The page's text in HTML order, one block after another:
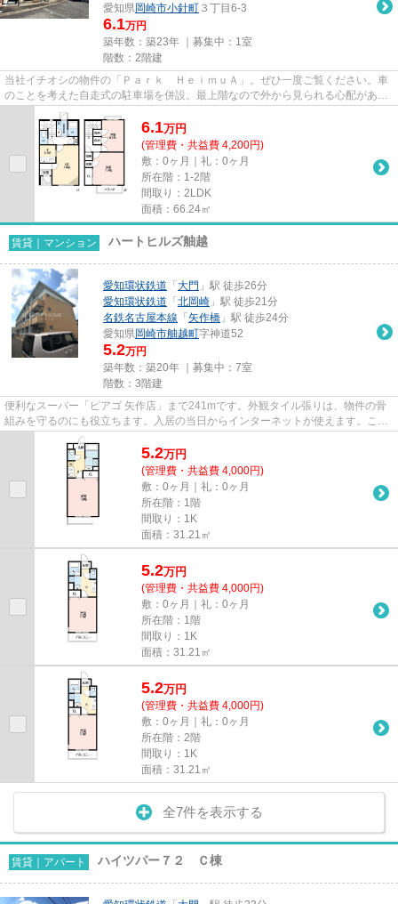
愛知県岡崎市小針町 ３丁目6-3
6.1万円
築年数：築23年 ｜募集中： 1室
階数：2階建
当社イチオシの物件の「Ｐａｒｋ ＨｅｉｍｕＡ」。ぜひ一度ご覧ください。車
のことを考えた自走式の駐車場を併設。最上階なので外から見られる心配があり
ません。ごみ捨ての煩わしさ...
6.1万円
(管理費・共益費 4,200円)
敷：0ヶ月｜礼：0ヶ月
所在階：1-2階
間取り：2LDK
面積：66.24㎡
賃貸｜マンション ハートヒルズ舳越
愛知環状鉄道 「 大門 」駅 徒歩26分
愛知環状鉄道 「 北岡崎 」駅 徒歩21分
名鉄名古屋本線 「 矢作橋 」駅 徒歩24分
愛知県岡崎市舳越町字神道52
5.2万円
築年数：築20年 ｜募集中： 7室
階数：3階建
便利なスーパー「ピアゴ 矢作店」まで241mです。外観タイル張りは、物件の骨
組みを守るのにも役立ちます。入居の当日からインターネットが使えます。こだ
わりポイント満載のハートヒル...
5.2万円
(管理費・共益費 4,000円)
敷：0ヶ月｜礼：0ヶ月
所在階：1階
間取り：1K
面積：31.21㎡
5.2万円
(管理費・共益費 4,000円)
敷：0ヶ月｜礼：0ヶ月
所在階：1階
間取り：1K
面積：31.21㎡
5.2万円
(管理費・共益費 4,000円)
敷：0ヶ月｜礼：0ヶ月
所在階：2階
間取り：1K
面積：31.21㎡
全7件を表示する
賃貸｜アパート ハイツパー７２ Ｃ棟